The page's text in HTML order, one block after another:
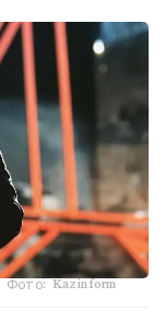
Фото: Kazinform